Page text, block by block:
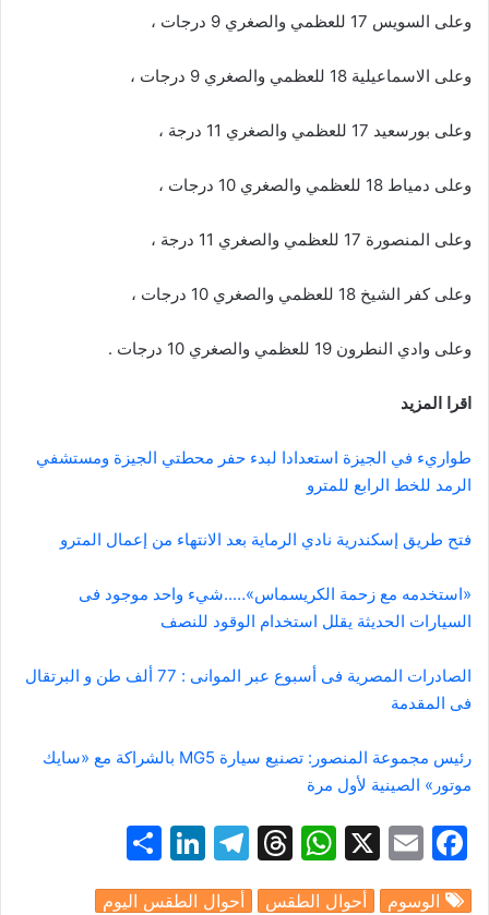
اقرا المزيد
طواريء في الجيزة استعدادا لبدء حفر محطتي الجيزة ومستشفي
الرمد للخط الرابع للمترو
فتح طريق إسكندرية نادي الرماية بعد الانتهاء من إعمال المترو
«استخدمه مع زحمة الكريسماس»…..شيء واحد موجود فى
السيارات الحديثة يقلل استخدام الوقود للنصف
الصادرات المصرية فى أسبوع عبر الموانى : 77 ألف طن و البرتقال
فى المقدمة
رئيس مجموعة المنصور: تصنيع سيارة MG5 بالشراكة مع «سايك
موتور» الصينية لأول مرة
F
E
X
W
T
T
Li
الوسوم أحوال الطقس
أحوال الطقس اليوم